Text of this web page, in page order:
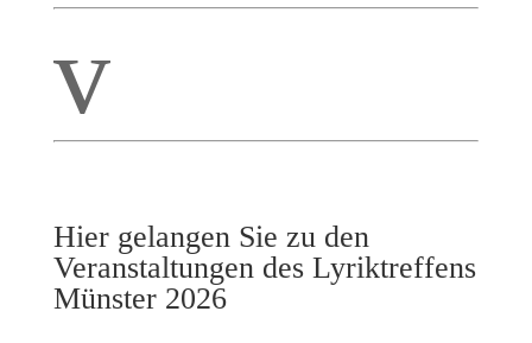
v
Hier gelangen Sie zu den
Veranstaltungen des Lyriktreffens
Münster 2026